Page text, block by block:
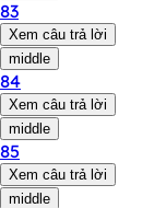
83
Xem câu trả lời
middle
84
Xem câu trả lời
middle
85
Xem câu trả lời
middle